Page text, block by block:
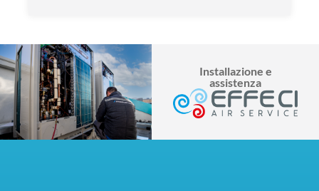
Installazione e
assistenza